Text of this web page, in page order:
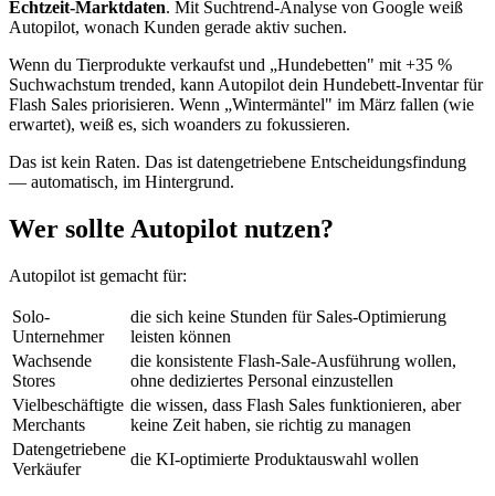
Echtzeit-Marktdaten. Mit Suchtrend-Analyse von Google weiß
Autopilot, wonach Kunden gerade aktiv suchen.
Wenn du Tierprodukte verkaufst und „Hundebetten" mit +35 %
Suchwachstum trended, kann Autopilot dein Hundebett-Inventar für
Flash Sales priorisieren. Wenn „Wintermäntel" im März fallen (wie
erwartet), weiß es, sich woanders zu fokussieren.
Das ist kein Raten. Das ist datengetriebene Entscheidungsfindung
— automatisch, im Hintergrund.
Wer sollte Autopilot nutzen?
Autopilot ist gemacht für:
Solo-
Unternehmer
die sich keine Stunden für Sales-Optimierung
leisten können
Wachsende
Stores
die konsistente Flash-Sale-Ausführung wollen,
ohne dediziertes Personal einzustellen
Vielbeschäftigte
Merchants
die wissen, dass Flash Sales funktionieren, aber
keine Zeit haben, sie richtig zu managen
Datengetriebene
Verkäufer
die KI-optimierte Produktauswahl wollen